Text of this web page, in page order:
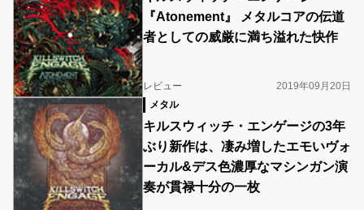
『Atonement』 メタルコアの伝道
者としての威厳に満ち溢れた快作
レビュー
2019年09月20日
メタル
キルスウィッチ・エンゲージの3年
ぶり新作は、凄み増したエモいヴォ
ーカル&デス色濃厚なマシンガン演
奏が貫禄十分の一枚